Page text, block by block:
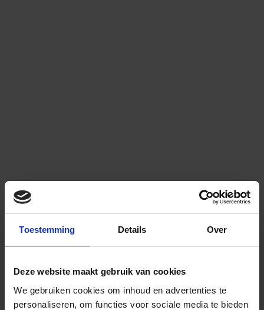
Toestemming Details Over
Deze website maakt gebruik van cookies
We gebruiken cookies om inhoud en advertenties te
personaliseren, om functies voor sociale media te bieden